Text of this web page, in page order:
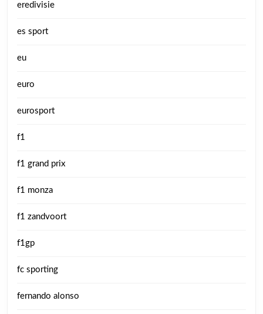
eredivisie
es sport
eu
euro
eurosport
f1
f1 grand prix
f1 monza
f1 zandvoort
f1gp
fc sporting
fernando alonso